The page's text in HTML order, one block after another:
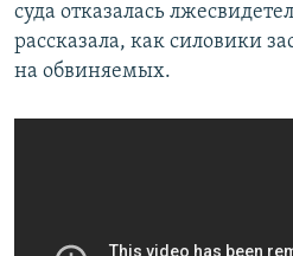
суда отказалась
рассказала, как силовики
на обвиняемых.